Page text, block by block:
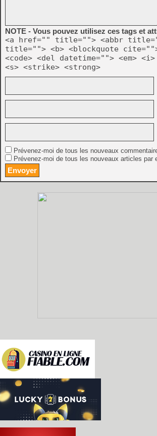
NOTE - Vous pouvez utilisez ces tags et
<a href="" title=""> <abbr
title=""> <b> <blockquote
<code> <del datetime=""> <em>
<s> <strike> <strong>
Prévenez-moi de tous les nouveaux
Prévenez-moi de tous les nouveaux articles par